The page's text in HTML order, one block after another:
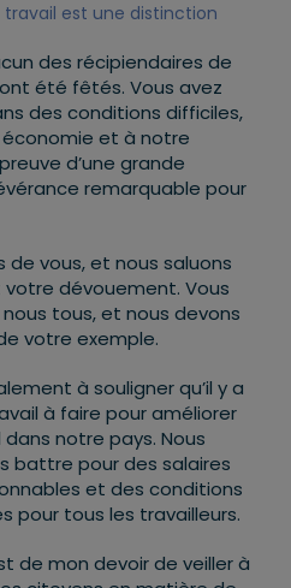
travail est une distinction
des récipiendaires de
été fêtés. Vous avez
des conditions difficiles,
et à notre
d’une grande
remarquable pour
vous, et nous saluons
dévouement. Vous
tous, et nous devons
votre exemple.
à souligner qu’il y a
à faire pour améliorer
notre pays. Nous
battre pour des salaires
et des conditions
pour tous les travailleurs.
de mon devoir de veiller à